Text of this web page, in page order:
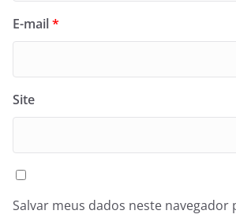
E-mail*
Site
Salvar meus dados neste navegador